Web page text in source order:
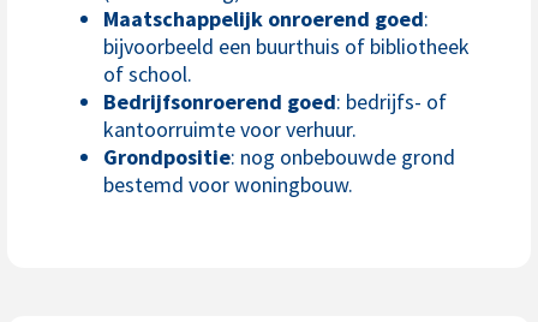
Maatschappelijk onroerend goed:
bijvoorbeeld een buurthuis of bibliotheek
of school.
Bedrijfsonroerend goed: bedrijfs- of
kantoorruimte voor verhuur.
Grondpositie: nog onbebouwde grond
bestemd voor woningbouw.